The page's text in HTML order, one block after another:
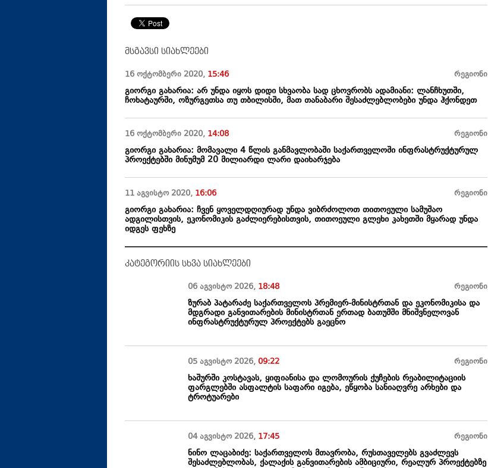
მსგავსი სიახლეები
16 ოქტომბერი 2020, 15:46 რეგიონი
გიორგი გახარია: არ უნდა იყოს დიდი სხვაობა სად ცხოვრობს ადამიანი: ლანჩხუთში,
ჩოხატაურში, ოზურგეთსა თუ თბილისში, მათ თანაბარი შესაძლებლობები უნდა ჰქონდეთ
16 ოქტომბერი 2020, 14:08 რეგიონი
გიორგი გახარია: მომავალი 4 წლის განმავლობაში საქართველოში ინფრასტრუქტურულ
პროექტებში მინუმუმ 20 მილიარდი ლარი დაიხარჯება
11 აგვისტო2020, 16:06 რეგიონი
გიორგი გახარია: ჩვენ ყოველდღიურად უნდა ვიბრძოლოთ თითოეული სამუშაო
ადგილისთვის, ეკონომიკის გაძლიერებისთვის, თითოეული გლეხი კახეთში მყარად უნდა
იდგეს ფეხზე
კატეგორიის სხვა სიახლეები
06 აგვისტო 2026, 18:48 რეგიონი
ზურაბ პატარაძე საქართველოს პრემიერ-მინისტრთან და ეკონომიკისა და
მდგრადი განვითარების მინისტრთან ერთად ბათუმში მნიშვნელოვან
ინფრასტრუქტურულ პროექტებს გაეცნო
05 აგვისტო 2026,09:22 რეგიონი
ხაშურში კოსტავას, ყიფიანისა და ლომოურის ქუჩების რეაბილიტაციის
ფარგლებში ასფალტის საფარი იგება, ეწყობა სანიაღვრე არხები და
ტროტუარები
04 აგვისტო 2026, 17:45 რეგიონი
ნინო ლაცაბიძე: საქართველოს მთავრობა, რუსთაველებს გვაძლევს
შესაძლებლობას, ქალაქის განვითარების ამბიციური, რეალურ პროექტებზე